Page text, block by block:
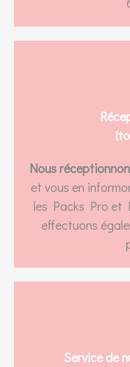
Nous
et vous en
les Packs Pro et
effectuons
Service de